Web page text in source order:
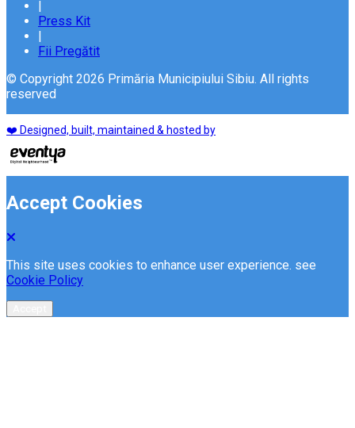
Press Kit
Fii Pregătit
© Copyright 2026 Primăria Municipiului Sibiu. All rights
reserved
❤️ Designed, built, maintained & hosted by
Accept Cookies
This site uses cookies to enhance user experience. see
Cookie Policy